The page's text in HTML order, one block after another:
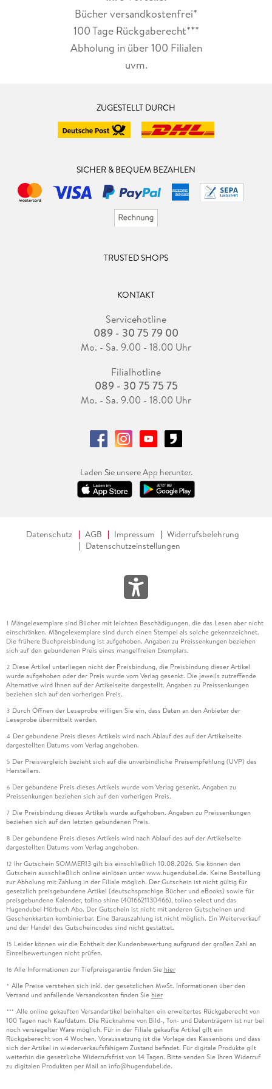
Bücher versandkostenfrei*
100 Tage Rückgaberecht***
Abholung in über 100 Filialen
uvm.
ZUGESTELLT DURCH
SICHER & BEQUEM BEZAHLEN
TRUSTED SHOPS
KONTAKT
Servicehotline
089 - 30 75 79 00
Mo. - Sa. 9.00 - 18.00 Uhr
Filialhotline
089 - 30 75 75 75
Mo. - Sa. 9.00 - 18.00 Uhr
Laden Sie unsere App herunter.
Datenschutz AGB Impressum
Widerrufsbelehrung
Datenschutzeinstellungen
1 Mängelexemplare sind Bücher mit leichten Beschädigungen, die das Lesen aber nicht
einschränken. Mängelexemplare sind durch einen Stempel als solche gekennzeichnet.
Die frühere Buchpreisbindung ist aufgehoben. Angaben zu Preissenkungen beziehen
sich auf den gebundenen Preis eines mangelfreien Exemplars.
2 Diese Artikel unterliegen nicht der Preisbindung, die Preisbindung dieser Artikel
wurde aufgehoben oder der Preis wurde vom Verlag gesenkt. Die jeweils zutreffende
Alternative wird Ihnen auf der Artikelseite dargestellt. Angaben zu Preissenkungen
beziehen sich auf den vorherigen Preis.
3 Durch Öffnen der Leseprobe willigen Sie ein, dass Daten an den Anbieter der
Leseprobe übermittelt werden.
4 Der gebundene Preis dieses Artikels wird nach Ablauf des auf der Artikelseite
dargestellten Datums vom Verlag angehoben.
5 Der Preisvergleich bezieht sich auf die unverbindliche Preisempfehlung (UVP) des
Herstellers.
6 Der gebundene Preis dieses Artikels wurde vom Verlag gesenkt. Angaben zu
Preissenkungen beziehen sich auf den vorherigen Preis.
7 Die Preisbindung dieses Artikels wurde aufgehoben. Angaben zu Preissenkungen
beziehen sich auf den letzten gebundenen Preis.
8 Der gebundene Preis dieses Artikels wird nach Ablauf des auf der Artikelseite
dargestellten Datums vom Verlag angehoben.
12 Ihr Gutschein SOMMER13 gilt bis einschließlich 10.08.2026. Sie können den
Gutschein ausschließlich online einlösen unter www.hugendubel.de. Keine Bestellung
zur Abholung mit Zahlung in der Filiale möglich. Der Gutschein ist nicht gültig für
gesetzlich preisgebundene Artikel (deutschsprachige Bücher und eBooks) sowie für
preisgebundene Kalender, tolino shine (4016621130466), tolino select und das
Hugendubel Hörbuch Abo. Der Gutschein ist nicht mit anderen Gutscheinen und
Geschenkkarten kombinierbar. Eine Barauszahlung ist nicht möglich. Ein Weiterverkauf
und der Handel des Gutscheincodes sind nicht gestattet.
15 Leider können wir die Echtheit der Kundenbewertung aufgrund der großen Zahl an
Einzelbewertungen nicht prüfen.
16 Alle Informationen zur Tiefpreisgarantie finden Sie hier
* Alle Preise verstehen sich inkl. der gesetzlichen MwSt. Informationen über den
Versand und anfallende Versandkosten finden Sie hier
*** Alle online gekauften Versandartikel beinhalten ein erweitertes Rückgaberecht von
100 Tagen nach Kaufdatum. Die Rücknahme von Bild-, Ton- und Datenträgern ist nur bei
noch versiegelter Ware möglich. Für in der Filiale gekaufte Artikel gilt ein
Rückgaberecht von 4 Wochen. Voraussetzung ist die Vorlage des Kassenbons und dass
sich der Artikel in wiederverkaufsfähigem Zustand befindet. Für digitale Produkte gilt
weiterhin die gesetzliche Widerrufsfrist von 14 Tagen. Bitte senden Sie Ihren Widerruf
zu digitalen Produkten per Mail an info@hugendubel.de.